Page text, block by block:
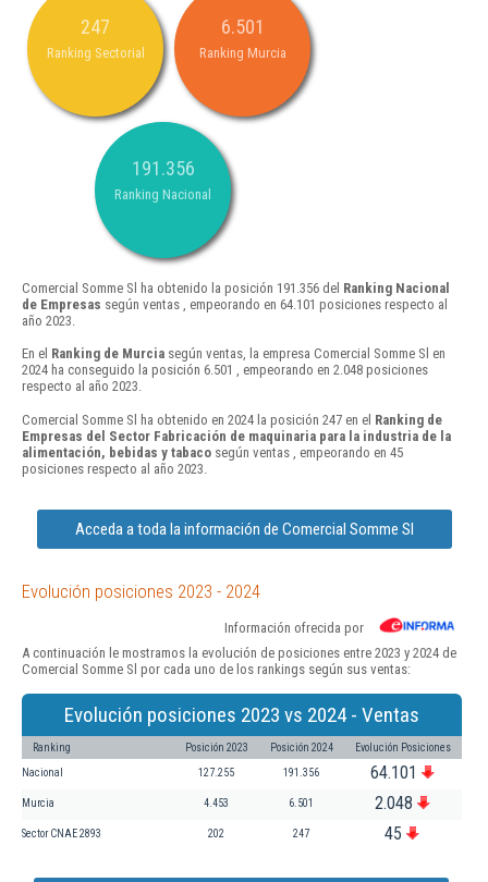
247
Ranking Sectorial
6.501
Ranking Murcia
191.356
Ranking Nacional
Comercial Somme Sl ha obtenido la posición 191.356 del Ranking Nacional
de Empresas según ventas , empeorando en 64.101 posiciones respecto al
año 2023.
En el Ranking de Murcia según ventas, la empresa Comercial Somme Sl en
2024 ha conseguido la posición 6.501 , empeorando en 2.048 posiciones
respecto al año 2023.
Comercial Somme Sl ha obtenido en 2024 la posición 247 en el Ranking de
Empresas del Sector Fabricación de maquinaria para la industria de la
alimentación, bebidas y tabaco según ventas , empeorando en 45
posiciones respecto al año 2023.
Acceda a toda la información de Comercial Somme Sl
Evolución posiciones 2023 - 2024
Información ofrecida por
A continuación le mostramos la evolución de posiciones entre 2023 y 2024 de
Comercial Somme Sl por cada uno de los rankings según sus ventas:
Evolución posiciones 2023 vs 2024 - Ventas
Ranking Posición 2023 Posición 2024 Evolución Posiciones
Nacional 127.255 191.356 64.101
Murcia 4.453 6.501 2.048
Sector CNAE 2893 202 247 45